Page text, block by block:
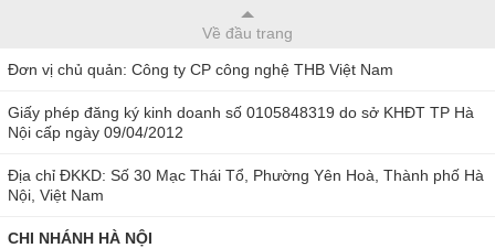
Máy đo độ ẩm Aqua-Piccolo D-LE có khoảng đo rộng từ 8
đến 40%. Độ sai số cực thấp cho kết quả đo chính xác, đáng
tin cậy. Pin máy là loại 9V có thời lượng dùng lâu dài.
Máy được sản xuất trên dây chuyền công nghệ cao của
Đức, được kiểm định đầu ra kỹ lưỡng. Có chất lượng cao,
đảm bảo giúp bạn nâng cao hiệu suất làm việc.
Ứng dụng của Aqua-Piccolo D-LE
Về đầu trang
Đơn vị chủ quản: Công ty CP công nghệ THB Việt Nam
Giấy phép đăng ký kinh doanh số 0105848319 do sở KHĐT TP Hà
Nội cấp ngày 09/04/2012
Địa chỉ ĐKKD: Số 30 Mạc Thái Tổ, Phường Yên Hoà, Thành phố Hà
Nội, Việt Nam
CHI NHÁNH HÀ NỘI